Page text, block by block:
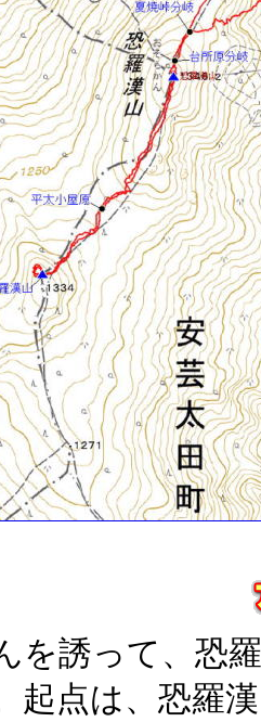
を誘って、恐
起点は、恐羅